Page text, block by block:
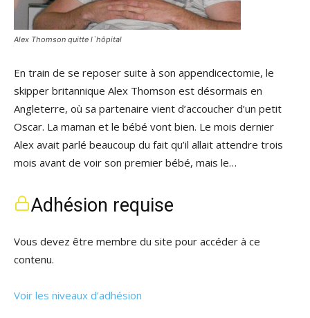
Alex Thomson quitte l`hôpital
En train de se reposer suite à son appendicectomie, le
skipper britannique Alex Thomson est désormais en
Angleterre, où sa partenaire vient d’accoucher d’un petit
Oscar. La maman et le bébé vont bien. Le mois dernier
Alex avait parlé beaucoup du fait qu’il allait attendre trois
mois avant de voir son premier bébé, mais le…
Adhésion requise
Vous devez être membre du site pour accéder à ce
contenu.
Voir les niveaux d’adhésion